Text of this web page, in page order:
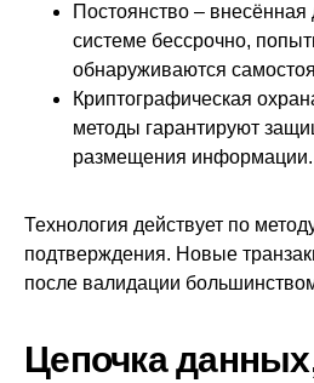
Постоянство – внесённая
системе бессрочно,
обнаруживаются
Криптографическая
методы гарантируют
размещения информации.
Технология действует по
подтверждения. Новые
после валидации
Цепочка